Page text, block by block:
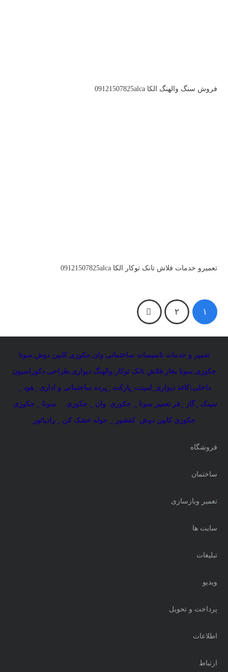
فروش سنگ والهنگ الکا 09121507825alca
تعمیرو خدمات فلاش تانک توکار الکا 09121507825alca
۱ ۲
تعمیر و خدمات تاسیسات ساختمانی:وان جکوزی ,کابین دوش سونا
جکوزی سونا بخار فلاش تانک توکار-والهنگ دیواری ,طراحی دکوراسیون
داخلی:کاغذ دیواری_لمینت_پارکت _پرده ساختمانی و اداری _هود _
سینک _گاز _فر تعمیر سونا _ جکوزی وان _ جکوزی سونا _ جکوزی
جکوزی کابین دوش کفشور _ حوله خشک کن _ رادیاتور
فروشگاه
ساختمان
تعمیر وبازسازی
سایت ها
تبلیغات
ویدیو
پرداخت و تحویل
اطلاعات
ارتباط